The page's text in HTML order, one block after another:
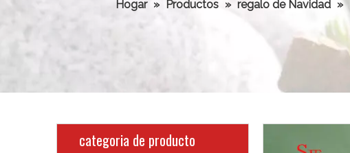
Hogar » Productos » regalo de Navidad »
categoria de producto